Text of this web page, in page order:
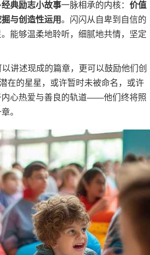
经典励志小故事一脉相承的内核： 价值
与创造性运用。闪闪从自卑到自信的
能够温柔地聆听，细腻地共情，坚定
讲述现成的篇章，更可以鼓励他们创
在的星星，或许暂时未被命名，或许
心热爱与善良的轨道——他们终将照
。